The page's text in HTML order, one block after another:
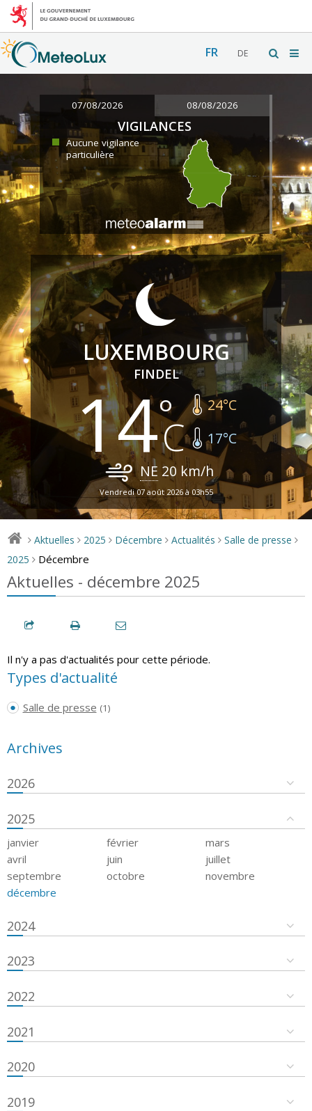
FR DE
07/08/2026 08/08/2026
VIGILANCES
Aucune vigilance
particulière
LUXEMBOURG
FINDEL
14 24°C
17°C
NE 20 km/h
Vendredi 07 août 2026 à 03h55
> Aktuelles > 2025 > Décembre > Actualités > Salle de presse >
2025 > Décembre
Aktuelles - décembre 2025
Il n'y a pas d'actualités pour cette période.
Types d'actualité
Salle de presse (1)
Archives
2026
2025
janvier février
mars
avril
juin
juillet
septembre
octobre
novembre
décembre
2024
2023
2022
2021
2020
2019